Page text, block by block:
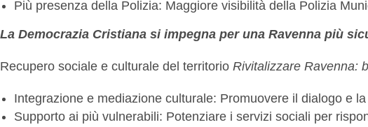
Più presenza della Polizia: Maggiore visibilità della Polizia
La Democrazia Cristiana si impegna per una Ravenna più
Recupero sociale e culturale del territorio Rivitalizzare Ravenna:
Integrazione e mediazione culturale: Promuovere il dialogo e
Supporto ai più vulnerabili: Potenziare i servizi sociali per